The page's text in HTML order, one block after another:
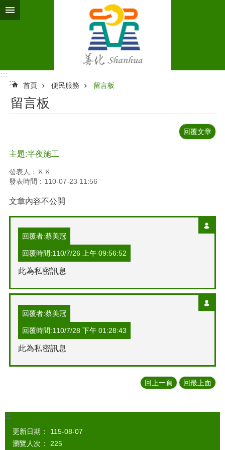
跳到主要內容區塊
:::
:::
首頁 便民服務 留言板
留言板
回覆文章
主題:半夜施工
發表人：ＫＫ
發表時間：110-07-23 11:56
文章內容不公開
回覆者:蔡美冠
回覆時間:110/7/26 上午 09:56:52
此為私密訊息
回覆者:蔡美冠
回覆時間:110/7/28 下午 01:28:43
此為私密訊息
回上一頁 回最上面
:::
更新日期：
115-08-07
瀏覽人次：
225